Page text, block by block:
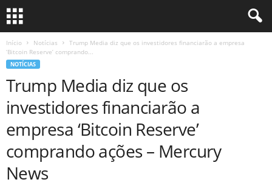
Início Notícias
Trump Media diz que os investidores financiarão a empresa
‘Bitcoin Reserve’ comprando...
NOTÍCIAS
Trump Media diz que os
investidores financiarão a
empresa ‘Bitcoin Reserve’
comprando ações – Mercury
News